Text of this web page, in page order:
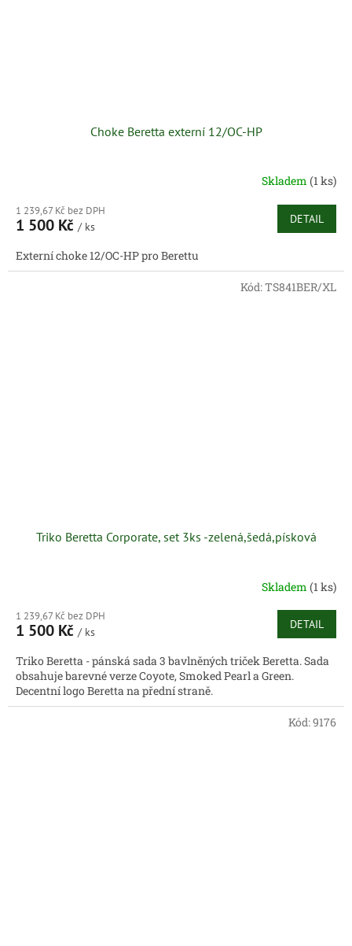
Choke Beretta externí 12/OC-HP
Skladem (1 ks)
1 239,67 Kč bez DPH
1 500 Kč / ks
DETAIL
Externí choke 12/OC-HP pro Berettu
Triko Beretta Corporate, set 3ks -zelená,šedá,písková
Skladem (1 ks)
1 239,67 Kč bez DPH
1 500 Kč / ks
DETAIL
Triko Beretta - pánská sada 3 bavlněných triček Beretta. Sada
obsahuje barevné verze Coyote, Smoked Pearl a Green.
Decentní logo Beretta na přední straně.
Kód:TS841BER/XL
Kód:9176